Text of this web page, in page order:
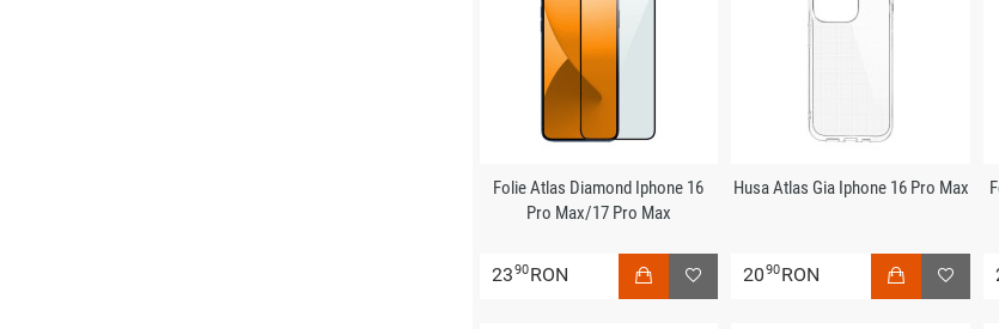
Folie Atlas Diamond Iphone 16
Pro Max/17 Pro Max
2390RON
Husa Atlas Gia Iphone 16 Pro Max
2090RON